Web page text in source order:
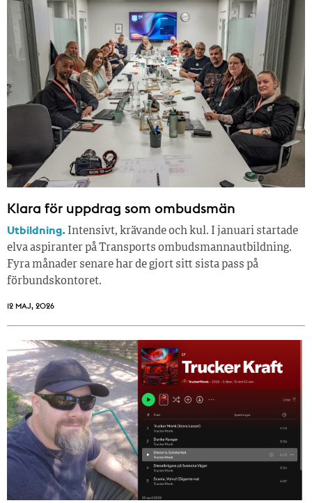
Klara för uppdrag som ombudsmän
Utbildning. Intensivt, krävande och kul. I januari startade
elva aspiranter på Transports ombudsmannautbildning.
Fyra månader senare har de gjort sitt sista pass på
förbundskontoret.
12 MAJ, 2026